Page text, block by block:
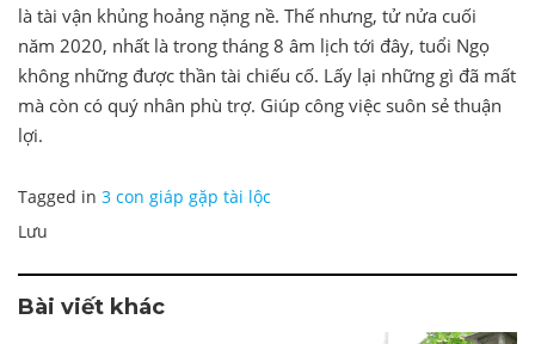
là tài vận khủng hoảng nặng nề. Thế nhưng, tử nửa cuối
năm 2020, nhất là trong tháng 8 âm lịch tới đây, tuổi Ngọ
không những được thần tài chiếu cố. Lấy lại những gì đã mất
mà còn có quý nhân phù trợ. Giúp công việc suôn sẻ thuận
lợi.
Tagged in 3 con giáp gặp tài lộc
Lưu
Bài viết khác